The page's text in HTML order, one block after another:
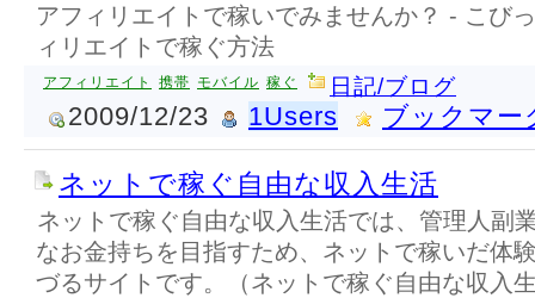
アフィリエイトで稼いでみませんか？ - こび
ィリエイトで稼ぐ方法
アフィリエイト 携帯 モバイル 稼ぐ 日記/ブログ
2009/12/23 1Users ブックマー
ネットで稼ぐ自由な収入生活
ネットで稼ぐ自由な収入生活では、管理人副
なお金持ちを目指すため、ネットで稼いだ体
づるサイトです。（ネットで稼ぐ自由な収入